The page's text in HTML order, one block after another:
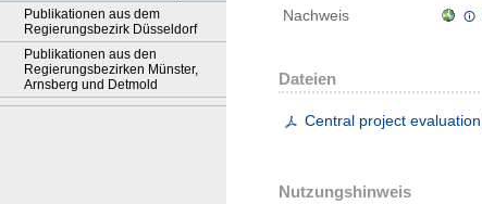
Publikationen aus dem
Regierungsbezirk Düsseldorf
Publikationen aus den
Regierungsbezirken Münster,
Arnsberg und Detmold
Nachweis
Dateien
Central project evaluation
Nutzungshinweis